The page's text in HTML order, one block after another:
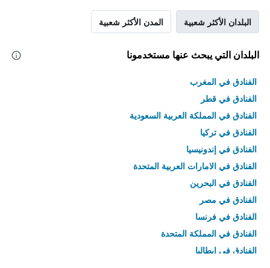
البلدان الأكثر شعبية المدن الأكثر شعبية
البلدان التي يبحث عنها مستخدمونا
الفنادق في المغرب
الفنادق في قطر
الفنادق في المملكة العربية السعودية
الفنادق في تركيا
الفنادق في إندونيسيا
الفنادق في الامارات العربية المتحدة
الفنادق في البحرين
الفنادق في مصر
الفنادق في فرنسا
الفنادق في المملكة المتحدة
الفنادق في إيطاليا